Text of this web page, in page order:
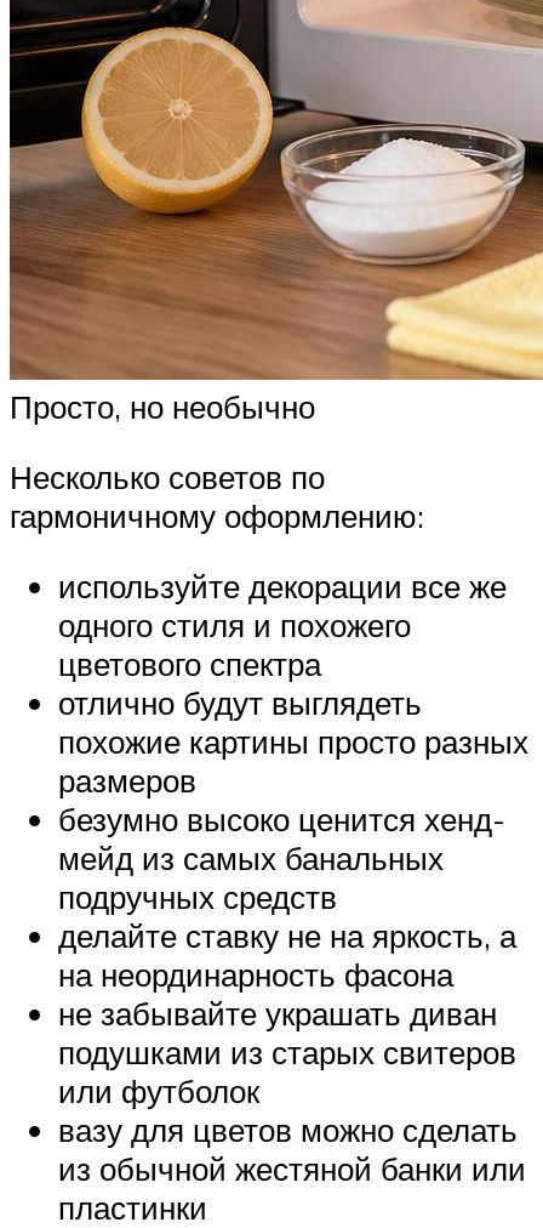
Просто, но необычно
Несколько советов по
гармоничному оформлению:
используйте декорации все же
одного стиля и похожего
цветового спектра
отлично будут выглядеть
похожие картины просто разных
размеров
безумно высоко ценится хенд-
мейд из самых банальных
подручных средств
делайте ставку не на яркость, а
на неординарность фасона
не забывайте украшать диван
подушками из старых свитеров
или футболок
вазу для цветов можно сделать
из обычной жестяной банки или
пластинки